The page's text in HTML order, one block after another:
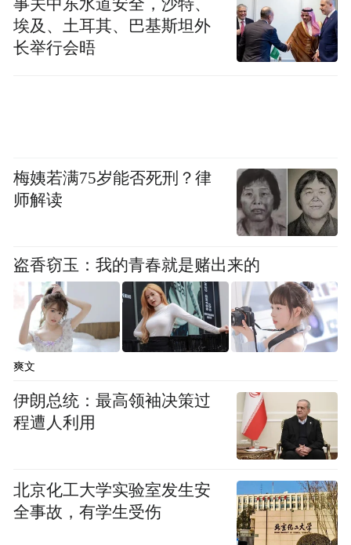
事关中东水道安全，沙特、
埃及、土耳其、巴基斯坦外
长举行会晤
梅姨若满75岁能否死刑？律
师解读
盗香窃玉：我的青春就是赌出来的
爽文
伊朗总统：最高领袖决策过
程遭人利用
北京化工大学实验室发生安
全事故，有学生受伤